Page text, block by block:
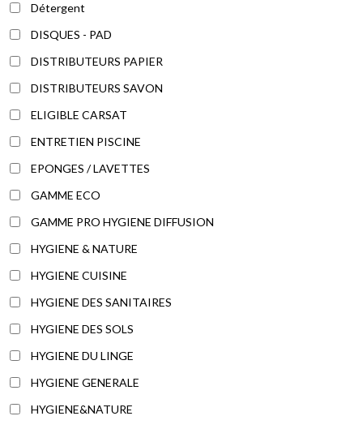
Détergent
DISQUES - PAD
DISTRIBUTEURS PAPIER
DISTRIBUTEURS SAVON
ELIGIBLE CARSAT
ENTRETIEN PISCINE
EPONGES / LAVETTES
GAMME ECO
GAMME PRO HYGIENE DIFFUSION
HYGIENE & NATURE
HYGIENE CUISINE
HYGIENE DES SANITAIRES
HYGIENE DES SOLS
HYGIENE DU LINGE
HYGIENE GENERALE
HYGIENE&NATURE